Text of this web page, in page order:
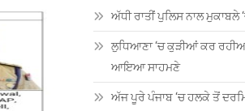
ਅੱਧੀ ਰਾਤੀਂ ਪੁਲਿਸ ਨਾਲ ਮੁਕਾਬਲੇ
ਲੁਧਿਆਣਾ ‘ਚ ਕੁੜੀਆਂ ਕਰ
ਆਇਆ ਸਾਹਮਣੇ
ਅੱਜ ਪੂਰੇ ਪੰਜਾਬ ‘ਚ ਹਲਕੇ ਤੋਂ